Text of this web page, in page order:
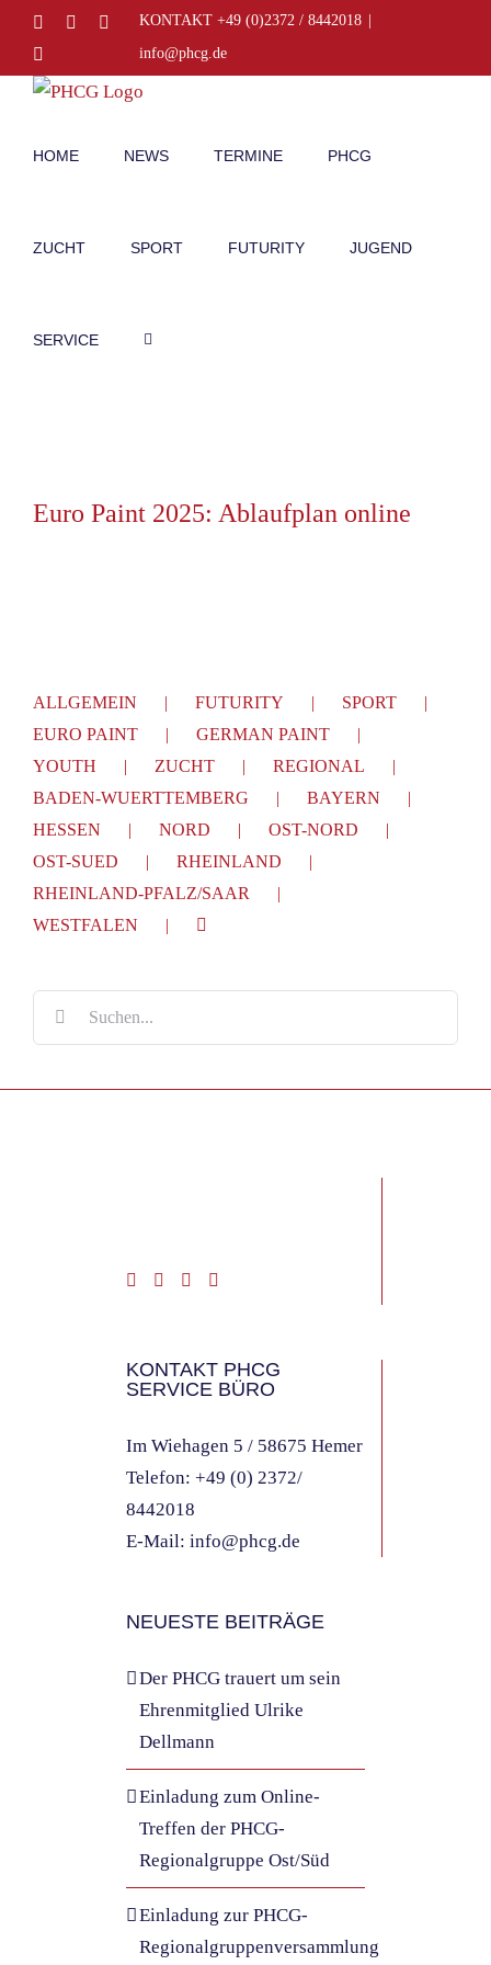
Inhalt
springen
FacebookInstagramKONTAKT +49 (0)2372 / 8442018
info@phcg.de
HOME NEWS TERMINE PHCG
ZUCHT SPORT FUTURITY JUGEND
SERVICE
Euro Paint 2025: Ablaufplan online
ALLGEMEIN FUTURITY
SPORT
EURO PAINT
GERMAN PAINT
YOUTH
ZUCHT
REGIONAL
BADEN-WUERTTEMBERG
BAYERN
HESSEN
NORD
OST-NORD
OST-SUED
RHEINLAND
RHEINLAND-PFALZ/SAAR
WESTFALEN
Suche
nach:
KONTAKT PHCG
SERVICE BÜRO
Im Wiehagen 5 / 58675 Hemer
Telefon:+49 (0) 2372/
8442018
E-Mail:info@phcg.de
NEUESTE BEITRÄGE
Der PHCG trauert um sein
Ehrenmitglied Ulrike
Dellmann
Einladung zum Online-
Treffen der PHCG-
Regionalgruppe Ost/Süd
Einladung zur PHCG-
Regionalgruppenversammlung